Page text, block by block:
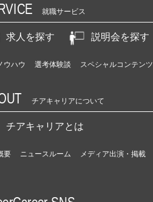
就職サービス
求人を探す 説明会を探す
ウハウ 選考体験談 スペシャルコンテンツ
チアキャリアについて
チアキャリアとは
要 ニュースルーム メディア出演・掲載